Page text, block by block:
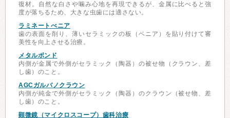
復材。自然な白さや噛み心地を再現できるが、金属に比べると強
度が落ちるため、大きな虫歯には適さない。
ラミネートべニア
歯の表面を削り、薄いセラミックの板（ベニア）を貼り付けて審
美性を向上させる治療。
メタルボンド
内側が金属で外側がセラミック（陶器）の被せ物（クラウン、差
し歯）のこと。
AGCガルバノクラウン
内側が純金で外側がセラミック（陶器）のクラウン（被せ物、差
し歯）のこと。
顕微鏡（マイクロスコープ）歯科治療